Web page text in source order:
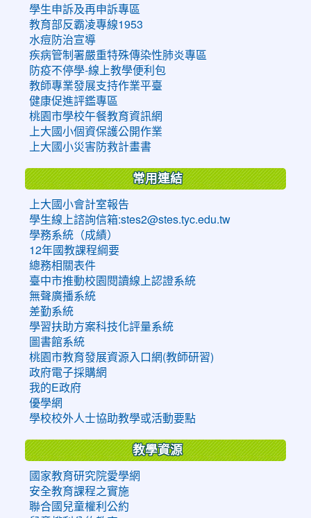
學生申訴及再申訴專區
教育部反霸凌專線1953
水痘防治宣導
疾病管制署嚴重特殊傳染性肺炎專區
防疫不停學-線上教學便利包
教師專業發展支持作業平臺
健康促進評鑑專區
桃園市學校午餐教育資訊網
上大國小個資保護公開作業
上大國小災害防救計畫書
常用連結
上大國小會計室報告
學生線上諮詢信箱:stes2@stes.tyc.edu.tw
學務系統（成績）
12年國教課程綱要
總務相關表件
臺中市推動校園閱讀線上認證系統
無聲廣播系統
差勤系統
學習扶助方案科技化評量系統
圖書館系統
桃園市教育發展資源入口網(教師研習)
政府電子採購網
我的E政府
優學網
學校校外人士協助教學或活動要點
教學資源
國家教育研究院愛學網
安全教育課程之實施
聯合國兒童權利公約